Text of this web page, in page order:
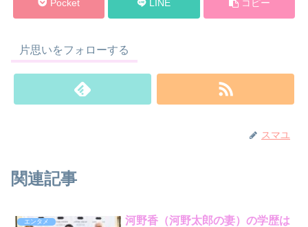
Pocket LINE コピー
片思いをフォローする
スマユ
関連記事
エンタメ
河野香（河野太郎の妻）の学歴は